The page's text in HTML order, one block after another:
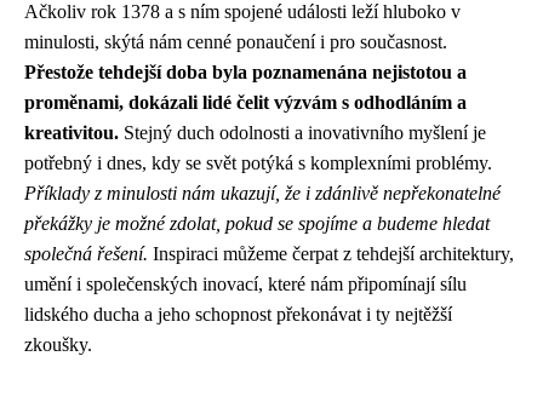
Ačkoliv rok 1378 a s ním spojené události leží hluboko v
minulosti, skýtá nám cenné ponaučení i pro současnost.
Přestože tehdejší doba byla poznamenána nejistotou a
proměnami, dokázali lidé čelit výzvám s odhodláním a
kreativitou. Stejný duch odolnosti a inovativního myšlení je
potřebný i dnes, kdy se svět potýká s komplexními problémy.
Příklady z minulosti nám ukazují, že i zdánlivě nepřekonatelné
překážky je možné zdolat, pokud se spojíme a budeme hledat
společná řešení. Inspiraci můžeme čerpat z tehdejší architektury,
umění i společenských inovací, které nám připomínají sílu
lidského ducha a jeho schopnost překonávat i ty nejtěžší
zkoušky.